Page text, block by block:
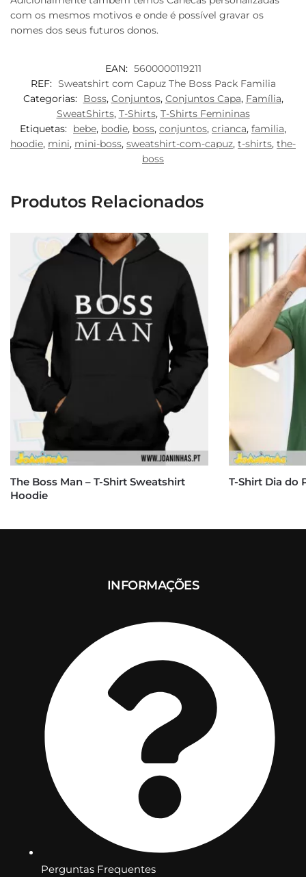
com os mesmos motivos e onde é possível gravar os
nomes dos seus futuros donos.
EAN: 5600000119211
REF: Sweatshirt com Capuz The Boss Pack Familia
Categorias: Boss, Conjuntos, Conjuntos Capa, Família,
SweatShirts, T-Shirts, T-Shirts Femininas
Etiquetas: bebe, bodie, boss, conjuntos, crianca, familia,
hoodie, mini, mini-boss, sweatshirt-com-capuz, t-shirts, the-
boss
Produtos Relacionados
The Boss Man – T-Shirt Sweatshirt
Hoodie
T-Shirt Dia do
INFORMAÇÕES
Perguntas Frequentes